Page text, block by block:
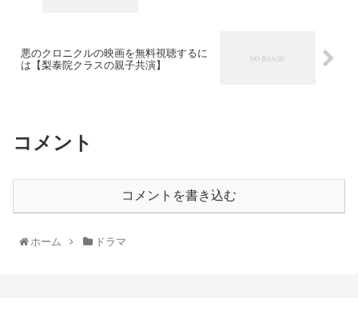
悪のクロニクルの映画を無料視聴するに
は【梨泰院クラスの親子共演】
コメント
コメントを書き込む
ホーム ドラマ